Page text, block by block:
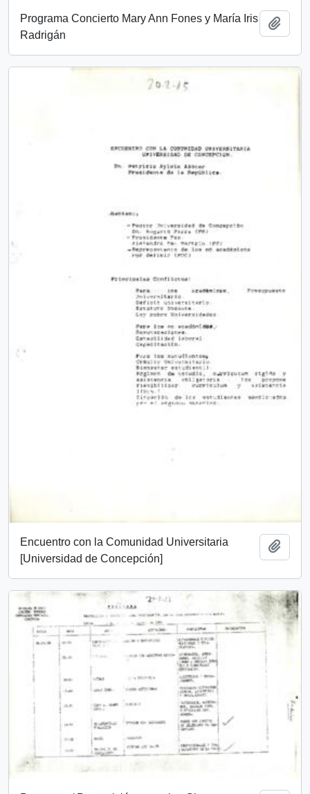
Programa Concierto Mary Ann Fones y María Iris
Radrigán
Encuentro con la Comunidad Universitaria
[Universidad de Concepción]